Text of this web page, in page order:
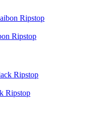
Ripstop
Ripstop